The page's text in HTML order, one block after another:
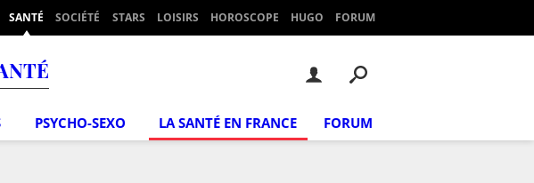
SANTÉ SOCIÉTÉ STARS LOISIRS HOROSCOPE HUGO FORUM
PSYCHO-SEXO LA SANTÉ EN FRANCE FORUM